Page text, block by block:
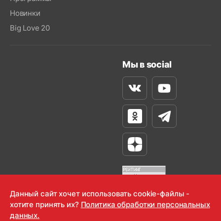
Новинки
Big Love 20
Мы в social
ВконтактеYoutube
Одноклассники
Телеграм
Яндекс Дзен
OOO "Радио-Любовь" 2000-2026
Данный сайт хочет использовать cookie-файлы -
хотите принять их? Политика обработки персональных
данных.